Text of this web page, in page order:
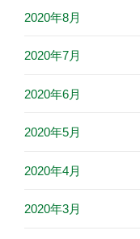
2020年8月
2020年7月
2020年6月
2020年5月
2020年4月
2020年3月